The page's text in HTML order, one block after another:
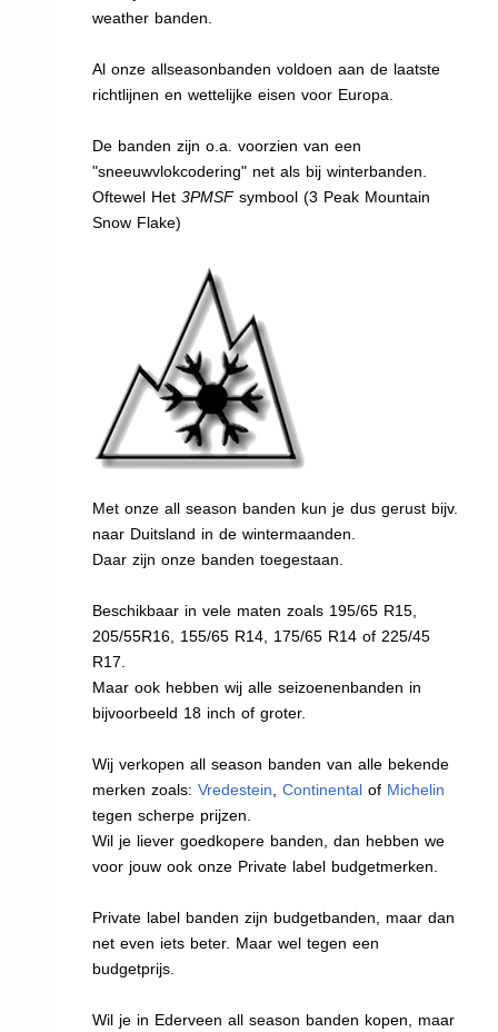
weather banden.
Al onze allseasonbanden voldoen aan de laatste
richtlijnen en wettelijke eisen voor Europa.
De banden zijn o.a. voorzien van een
"sneeuwvlokcodering" net als bij winterbanden.
Oftewel Het3PMSFsymbool (3 Peak Mountain
Snow Flake)
Met onze all season banden kun je dus gerust bijv.
naar Duitsland in de wintermaanden.
Daar zijn onze banden toegestaan.
Beschikbaar in vele maten zoals 195/65 R15,
205/55R16, 155/65 R14, 175/65 R14 of 225/45
R17.
Maar ook hebben wij alle seizoenenbanden in
bijvoorbeeld 18 inch of groter.
Wij verkopen all season banden van alle bekende
merken zoals:Vredestein ,Continental of Michelin
tegen scherpe prijzen.
Wil je liever goedkopere banden, dan hebben we
voor jouw ook onze Private label budgetmerken.
Private label banden zijn budgetbanden, maar dan
net even iets beter. Maar wel tegen een
budgetprijs.
Wil je in Ederveen all season banden kopen, maar